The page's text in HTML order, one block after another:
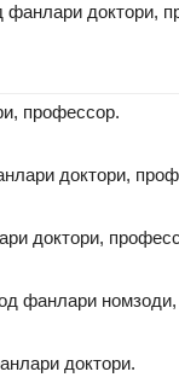
фанлари доктори,
профессор.
доктори,
доктори,
фанлари номзоди,
доктори.